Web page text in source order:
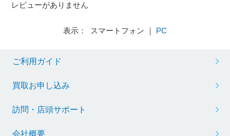
レビューがありません
表示： スマートフォン ｜ PC
ご利用ガイド
買取お申し込み
訪問・店頭サポート
会社概要